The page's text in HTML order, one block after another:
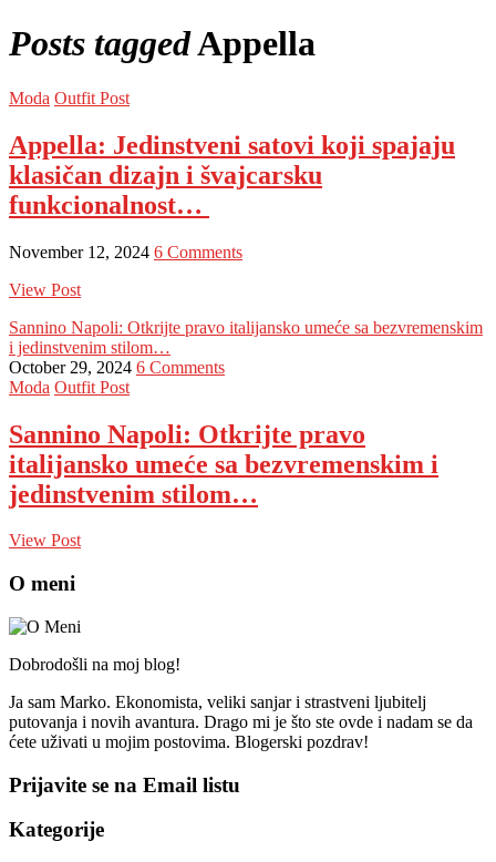
Posts taggedAppella
Moda Outfit Post
Appella: Jedinstveni satovi koji spajaju
klasičan dizajn i švajcarsku
funkcionalnost…
November 12, 2024 6 Comments
View Post
Sannino Napoli: Otkrijte pravo italijansko umeće sa bezvremenskim
i jedinstvenim stilom…
October 29, 2024 6 Comments
Moda Outfit Post
Sannino Napoli: Otkrijte pravo
italijansko umeće sa bezvremenskim i
jedinstvenim stilom…
View Post
O meni
Dobrodošli na moj blog!
Ja sam Marko. Ekonomista, veliki sanjar i strastveni ljubitelj
putovanja i novih avantura. Drago mi je što ste ovde i nadam se da
ćete uživati u mojim postovima. Blogerski pozdrav!
Prijavite se na Email listu
Kategorije